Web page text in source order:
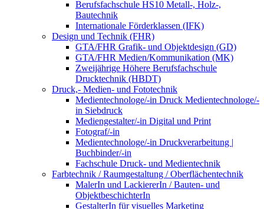
Berufsfachschule HS10 Metall-, Holz-,
Bautechnik
Internationale Förderklassen (IFK)
Design und Technik (FHR)
GTA/FHR Grafik- und Objektdesign (GD)
GTA/FHR Medien/Kommunikation (MK)
Zweijährige Höhere Berufsfachschule
Drucktechnik (HBDT)
Druck,- Medien- und Fototechnik
Medientechnologe/-in Druck Medientechnologe/-
in Siebdruck
Mediengestalter/-in Digital und Print
Fotograf/-in
Medientechnologe/-in Druckverarbeitung |
Buchbinder/-in
Fachschule Druck- und Medientechnik
Farbtechnik / Raumgestaltung / Oberflächentechnik
MalerIn und LackiererIn / Bauten- und
ObjektbeschichterIn
GestalterIn für visuelles Marketing